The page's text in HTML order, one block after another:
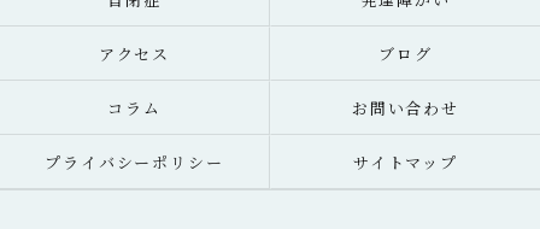
アクセス ブログ
コラム お問い合わせ
プライバシーポリシー サイトマップ